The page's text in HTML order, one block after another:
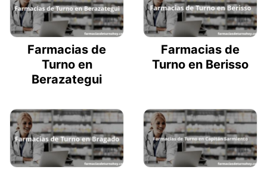
Farmacias de
Turno en
Berazategui
Farmacias de
Turno en Berisso